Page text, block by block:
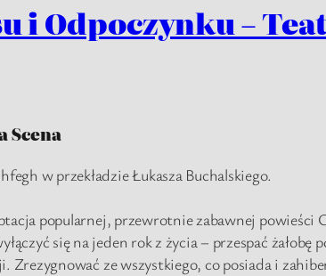
i Odpoczynku –
Scena
w przekładzie Łukasza Buchalskiego.
popularnej, przewrotnie zabawnej
się na jeden rok z życia – przespać
Zrezygnować ze wszystkiego, co posiada i